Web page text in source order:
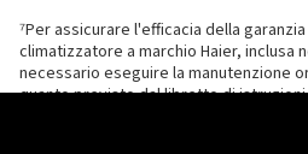
⁷Per assicurare l'efficacia della
climatizzatore a marchio Haier, inclusa
necessario eseguire la manutenzione
quanto previsto dal libretto di